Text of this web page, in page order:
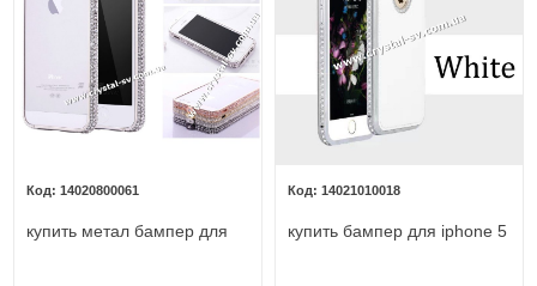
14020800061
купить метал бампер для
14021010018
купить бампер для iphone 5